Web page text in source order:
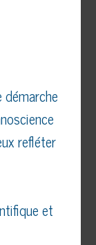
démarche
refléter
et